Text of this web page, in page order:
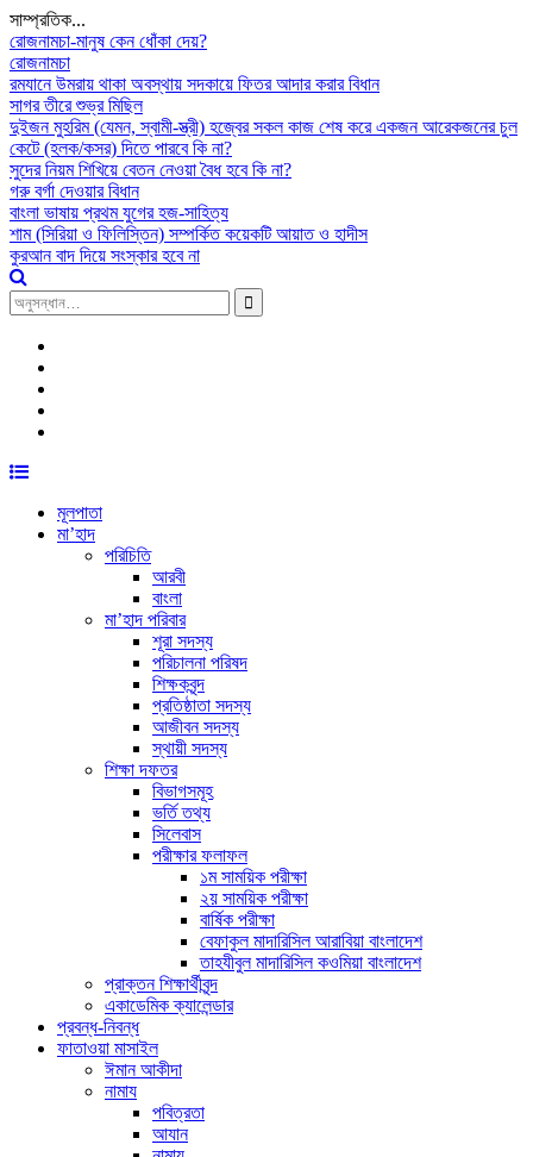
সাম্প্রতিক...
রোজনামচা-মানুষ কেন ধোঁকা দেয়?
রোজনামচা
রমযানে উমরায় থাকা অবস্থায় সদকায়ে ফিতর আদার করার বিধান
সাগর তীরে শুভ্র মিছিল
দুইজন মুহরিম (যেমন, স্বামী-স্ত্রী) হজ্বের সকল কাজ শেষ করে একজন আরেকজনের চুল
কেটে (হলক/কসর) দিতে পারবে কি না?
সুদের নিয়ম শিখিয়ে বেতন নেওয়া বৈধ হবে কি না?
গরু বর্গা দেওয়ার বিধান
বাংলা ভাষায় প্রথম যুগের হজ-সাহিত্য
শাম (সিরিয়া ও ফিলিস্তিন) সম্পর্কিত কয়েকটি আয়াত ও হাদীস
কুরআন বাদ দিয়ে সংস্কার হবে না
সন্ধান
করাঃ
Skip
contentমূলপাতা
মা’হাদ
পরিচিতি
আরবী
বাংলা
মা’হাদ পরিবার
শূরা সদস্য
পরিচালনা পরিষদ
শিক্ষকবৃন্দ
প্রতিষ্ঠাতা সদস্য
আজীবন সদস্য
স্থায়ী সদস্য
শিক্ষা দফতর
বিভাগসমূহ
ভর্তি তথ্য
সিলেবাস
পরীক্ষার ফলাফল
১ম সাময়িক পরীক্ষা
২য় সাময়িক পরীক্ষা
বার্ষিক পরীক্ষা
বেফাকুল মাদারিসিল আরাবিয়া বাংলাদেশ
তাহযীবুল মাদারিসিল কওমিয়া বাংলাদেশ
প্রাক্তন শিক্ষার্থীবৃন্দ
একাডেমিক ক্যালেন্ডার
প্রবন্ধ-নিবন্ধ
ফাতাওয়া মাসাইল
ঈমান আকীদা
নামায
পবিত্রতা
আযান